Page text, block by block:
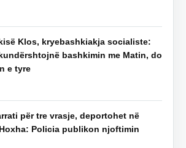
Klos, kryebashkiakja socialiste:
bashkimin me Matin, do
e tyre
për tre vrasje, deportohet në
Policia publikon njoftimin